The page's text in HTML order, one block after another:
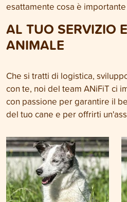
esattamente cosa è
AL TUO SERVIZIO
ANIMALE
Che si tratti di logistica,
con te, noi del team ANiFiT ci
con passione per garantire il
del tuo cane e per offrirti